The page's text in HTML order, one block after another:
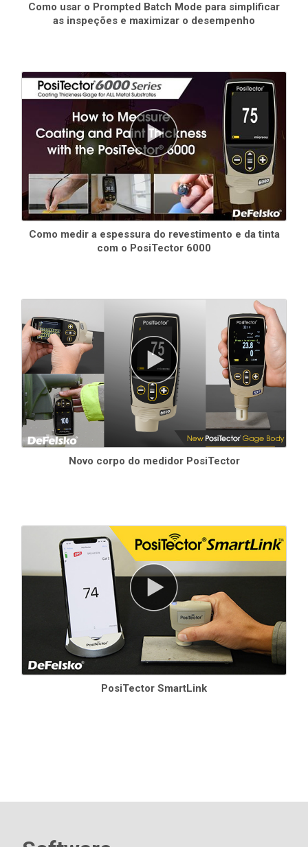
Como usar o Prompted Batch Mode para simplificar
as inspeções e maximizar o desempenho
Como medir a espessura do revestimento e da tinta
com o PosiTector 6000
Novo corpo do medidor PosiTector
PosiTector SmartLink